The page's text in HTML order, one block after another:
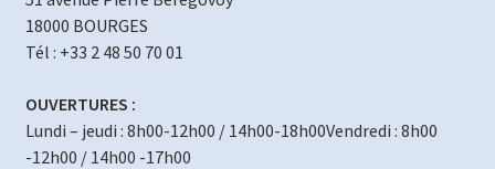
18000 BOURGES
Tél : +33 2 48 50 70 01
OUVERTURES :
Lundi – jeudi : 8h00-12h00 / 14h00-18h00Vendredi : 8h00
-12h00 / 14h00 -17h00